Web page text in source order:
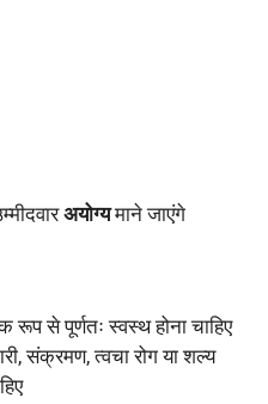
अयोग्यमाने जाएंगे
रूप से पूर्णतः स्वस्थ होना चाहिए
संक्रमण, त्वचा रोग या शल्य